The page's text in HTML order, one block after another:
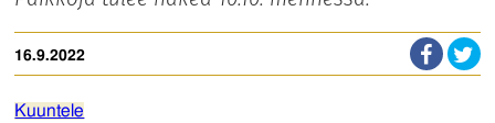
16.9.2022
Kuuntele